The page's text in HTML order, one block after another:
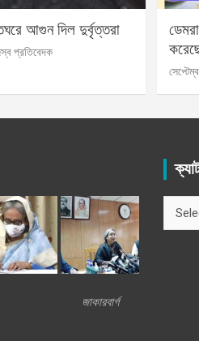
আগুন দিল দুর্বৃত্তরা
প্রতিবেদক
জাকারবার্গ